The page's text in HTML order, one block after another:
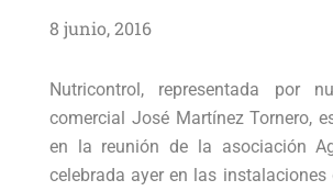
8 junio, 2016
Nutricontrol, representada por
comercial José Martínez Tornero,
en la reunión de la asociación
celebrada ayer en las instalaciones